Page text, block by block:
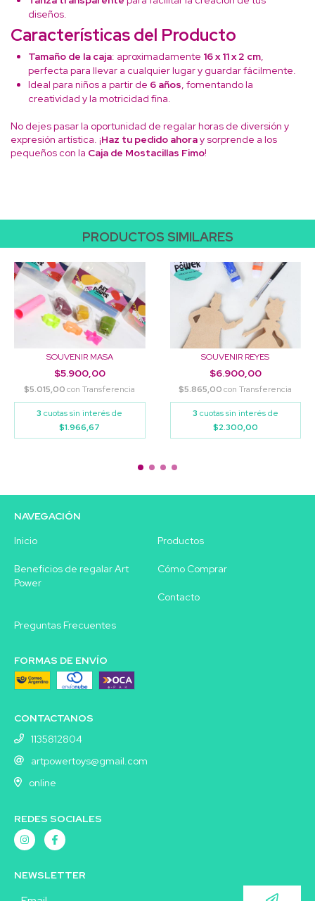
diseños.
Características del Producto
Tamaño de la caja: aproximadamente 16 x 11 x 2 cm
perfecta para llevar a cualquier lugar y guardar fácilmente.
Ideal para niños a partir de 6 años , fomentando la
creatividad y la motricidad fina.
No dejes pasar la oportunidad de regalar horas de diversión y
expresión artística. ¡Haz tu pedido ahoray sorprende a los
pequeños con la Caja de Mostacillas Fimo!
PRODUCTOS SIMILARES
SOUVENIR MASA
$5.900,00
$5.015,00con Transferencia
3 cuotas sin interés de
$1.966,67
SOUVENIR REYES
$6.900,00
$5.865,00con Transferencia
3 cuotas sin interés de
$2.300,00
NAVEGACIÓN
Inicio
Productos
Beneficios de regalar Art
Power
Cómo Comprar
Contacto
Preguntas Frecuentes
FORMAS DE ENVÍO
CONTACTANOS
1135812804
artpowertoys@gmail.com
online
REDES SOCIALES
NEWSLETTER